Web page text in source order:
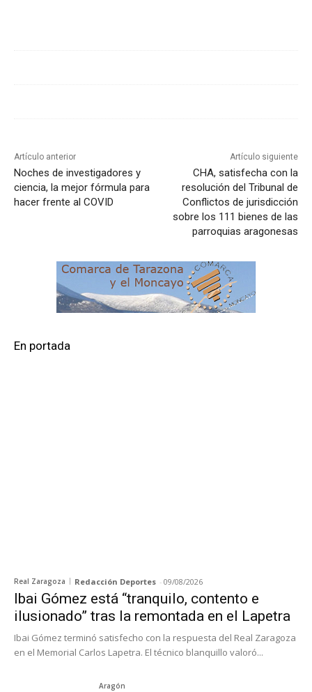
Artículo anterior
Noches de investigadores y
ciencia, la mejor fórmula para
hacer frente al COVID
Artículo siguiente
CHA, satisfecha con la
resolución del Tribunal de
Conflictos de jurisdicción
sobre los 111 bienes de las
parroquias aragonesas
En portada
Real Zaragoza Redacción Deportes - 09/08/2026
Ibai Gómez está “tranquilo, contento e
ilusionado” tras la remontada en el Lapetra
Ibai Gómez terminó satisfecho con la respuesta del Real Zaragoza
en el Memorial Carlos Lapetra. El técnico blanquillo valoró...
Aragón